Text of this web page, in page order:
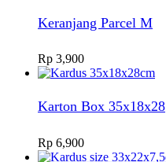
Keranjang Parcel M
Rp 3,900
Karton Box 35x18x28
Rp 6,900